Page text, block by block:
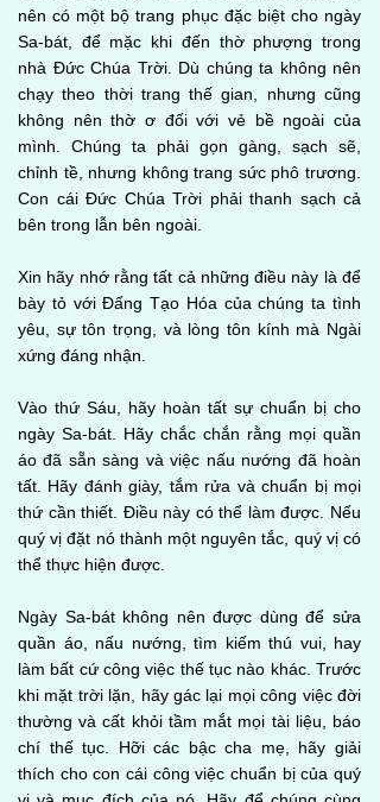
nên có một bộ trang phục đặc biệt cho ngày
Sa-bát, để mặc khi đến thờ phượng trong
nhà Đức Chúa Trời. Dù chúng ta không nên
chạy theo thời trang thế gian, nhưng cũng
không nên thờ ơ đối với vẻ bề ngoài của
mình. Chúng ta phải gọn gàng, sạch sẽ,
chỉnh tề, nhưng không trang sức phô trương.
Con cái Đức Chúa Trời phải thanh sạch cả
bên trong lẫn bên ngoài.
Xin hãy nhớ rằng tất cả những điều này là để
bày tỏ với Đấng Tạo Hóa của chúng ta tình
yêu, sự tôn trọng, và lòng tôn kính mà Ngài
xứng đáng nhận.
Vào thứ Sáu, hãy hoàn tất sự chuẩn bị cho
ngày Sa-bát. Hãy chắc chắn rằng mọi quần
áo đã sẵn sàng và việc nấu nướng đã hoàn
tất. Hãy đánh giày, tắm rửa và chuẩn bị mọi
thứ cần thiết. Điều này có thể làm được. Nếu
quý vị đặt nó thành một nguyên tắc, quý vị có
thể thực hiện được.
Ngày Sa-bát không nên được dùng để sửa
quần áo, nấu nướng, tìm kiếm thú vui, hay
làm bất cứ công việc thế tục nào khác. Trước
khi mặt trời lặn, hãy gác lại mọi công việc đời
thường và cất khỏi tầm mắt mọi tài liệu, báo
chí thế tục. Hỡi các bậc cha mẹ, hãy giải
thích cho con cái công việc chuẩn bị của quý